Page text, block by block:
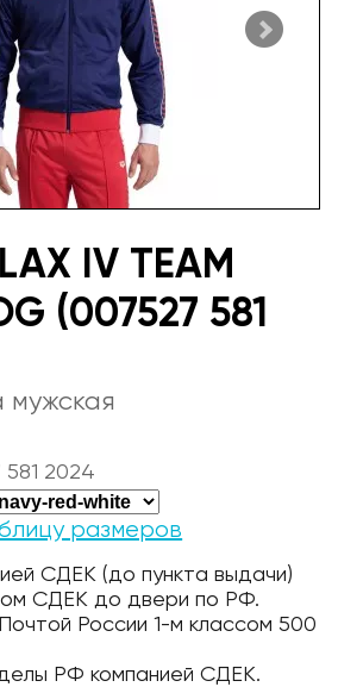
IV TEAM
(007527 581
2024
размеров
СДЕК (до пункта выдачи)
СДЕК до двери по РФ.
России 1-м классом 500
РФ компанией СДЕК.